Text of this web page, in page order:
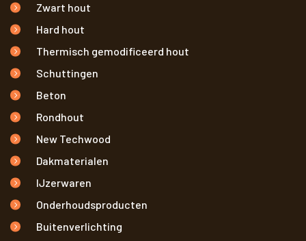
Zwart hout
Hard hout
Thermisch gemodificeerd hout
Schuttingen
Beton
Rondhout
New Techwood
Dakmaterialen
IJzerwaren
Onderhoudsproducten
Buitenverlichting